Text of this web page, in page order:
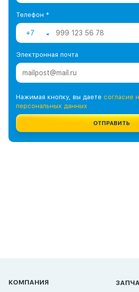
Телефон *
+7
Электронная почта
Нажимая кнопку, вы даете согласие
персональных данных
ОТПРАВИТЬ
КОМПАНИЯ